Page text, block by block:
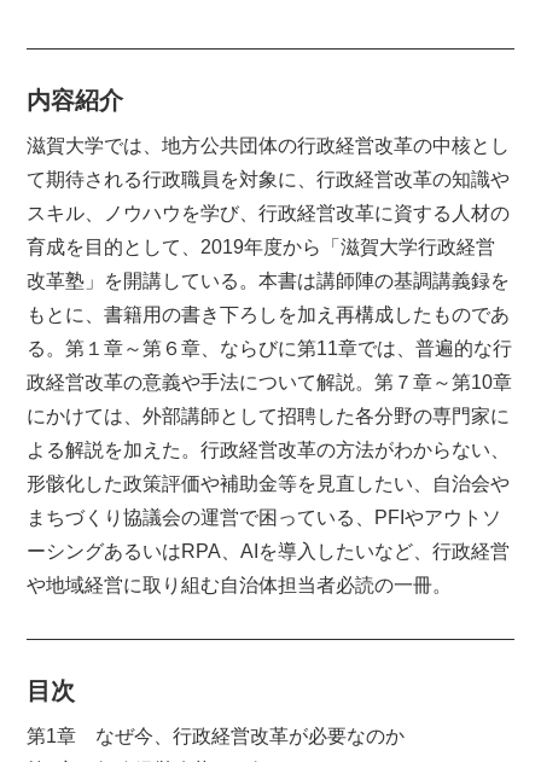
内容紹介
滋賀大学では、地方公共団体の行政経営改革の中核とし
て期待される行政職員を対象に、行政経営改革の知識や
スキル、ノウハウを学び、行政経営改革に資する人材の
育成を目的として、2019年度から「滋賀大学行政経営
改革塾」を開講している。本書は講師陣の基調講義録を
もとに、書籍用の書き下ろしを加え再構成したものであ
る。第１章～第６章、ならびに第11章では、普遍的な行
政経営改革の意義や手法について解説。第７章～第10章
にかけては、外部講師として招聘した各分野の専門家に
よる解説を加えた。行政経営改革の方法がわからない、
形骸化した政策評価や補助金等を見直したい、自治会や
まちづくり協議会の運営で困っている、PFIやアウトソ
ーシングあるいはRPA、AIを導入したいなど、行政経営
や地域経営に取り組む自治体担当者必読の一冊。
目次
第1章 なぜ今、行政経営改革が必要なのか